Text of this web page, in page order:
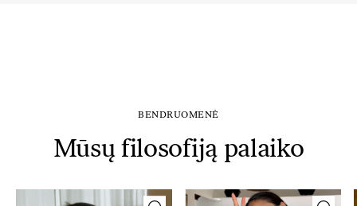
BENDRUOMENĖ
Mūsų filosofiją palaiko